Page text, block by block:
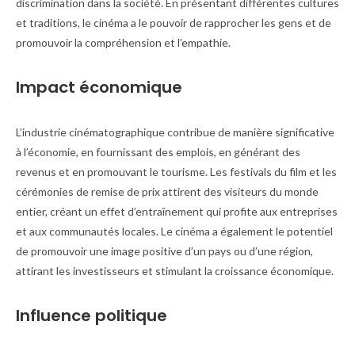
discrimination dans la société. En présentant différentes cultures
et traditions, le cinéma a le pouvoir de rapprocher les gens et de
promouvoir la compréhension et l’empathie.
Impact économique
L’industrie cinématographique contribue de manière significative
à l’économie, en fournissant des emplois, en générant des
revenus et en promouvant le tourisme. Les festivals du film et les
cérémonies de remise de prix attirent des visiteurs du monde
entier, créant un effet d’entraînement qui profite aux entreprises
et aux communautés locales. Le cinéma a également le potentiel
de promouvoir une image positive d’un pays ou d’une région,
attirant les investisseurs et stimulant la croissance économique.
Influence politique